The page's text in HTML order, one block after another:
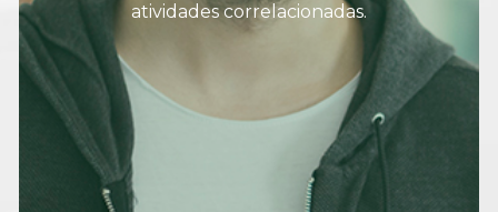
atividades correlacionadas.